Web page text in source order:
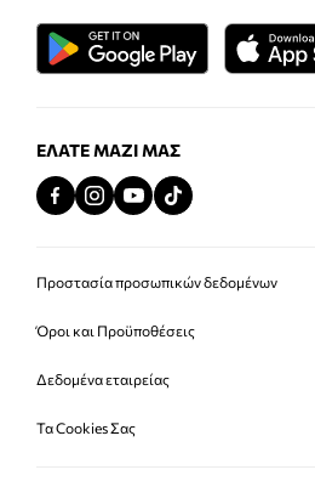
ΕΛΆΤΕ ΜΑΖΊ ΜΑΣ
Προστασία προσωπικών δεδομένων
Όροι και Προϋποθέσεις
Δεδομένα εταιρείας
Τα Cookies Σας